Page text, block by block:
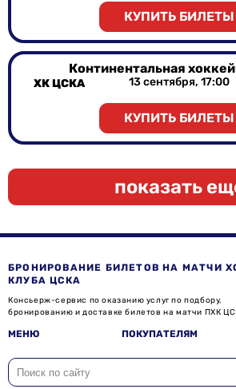
КУПИТЬ БИЛЕТЫ
Континентальная
13 сентября, 17:00
ХК ЦСКА
КУПИТЬ БИЛЕТЫ
показать
БРОНИРОВАНИЕ БИЛЕТОВ НА МАТЧИ
КЛУБА ЦСКА
Консьерж-сервис по оказанию услуг по подбору,
бронированию и доставке билетов на матчи ПХК
МЕНЮ ПОКУПАТЕЛЯМ